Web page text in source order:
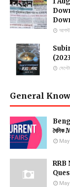
General
দৈনিক
RRB